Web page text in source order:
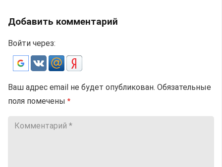
Добавить комментарий
Войти через:
Ваш адрес email не будет опубликован. Обязательные
поля помечены *